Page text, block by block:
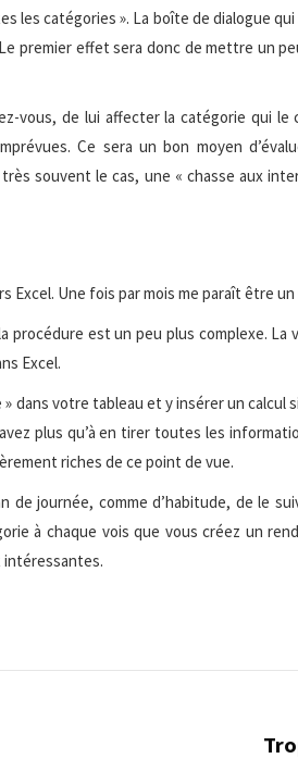
les catégories ». La boîte de dialogue
premier effet sera donc de mettre un
vous, de lui affecter la catégorie qui le
Ce sera un bon moyen
souvent le cas, une « chasse aux
Excel. Une fois par mois me paraît être
est un peu plus complexe. La
Excel.
dans votre tableau et y insérer un calcul
plus qu’à en tirer toutes les
riches de ce point de vue.
journée, comme d’habitude, de le
à chaque vois que vous créez un
intéressantes.